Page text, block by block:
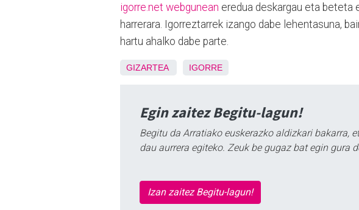
igorre.net webgunean eredua deskargau eta beteta
harrerara. Igorreztarrek izango dabe lehentasuna,
hartu ahalko dabe parte.
GIZARTEA IGORRE
Egin zaitez Begitu-lagun!
Begitu da Arratiako euskerazko aldizkari bakarra,
dau aurrera egiteko. Zeuk be gugaz bat egin gura
Izan zaitez Begitu-lagun!